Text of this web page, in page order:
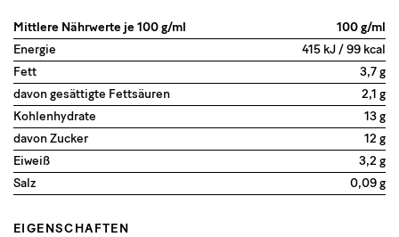
Mittlere Nährwerte je 100 g/ml
100 g/ml
Energie
415 kJ / 99 kcal
Fett
3,7 g
davon gesättigte Fettsäuren
2,1 g
Kohlenhydrate
13 g
davon Zucker
12 g
Eiweiß
3,2 g
Salz
0,09 g
EIGENSCHAFTEN